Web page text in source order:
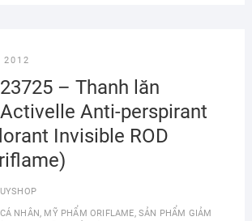
2012
– Thanh lăn
Anti-perspirant
Invisible ROD
NHÂN, MỸ PHẨM ORIFLAME, SẢN PHẨM GIẢM